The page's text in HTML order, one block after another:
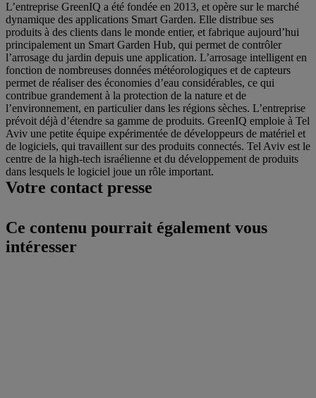
L’entreprise GreenIQ a été fondée en 2013, et opère sur le marché
dynamique des applications Smart Garden. Elle distribue ses
produits à des clients dans le monde entier, et fabrique aujourd’hui
principalement un Smart Garden Hub, qui permet de contrôler
l’arrosage du jardin depuis une application. L’arrosage intelligent en
fonction de nombreuses données météorologiques et de capteurs
permet de réaliser des économies d’eau considérables, ce qui
contribue grandement à la protection de la nature et de
l’environnement, en particulier dans les régions sèches. L’entreprise
prévoit déjà d’étendre sa gamme de produits. GreenIQ emploie à Tel
Aviv une petite équipe expérimentée de développeurs de matériel et
de logiciels, qui travaillent sur des produits connectés. Tel Aviv est le
centre de la high-tech israélienne et du développement de produits
dans lesquels le logiciel joue un rôle important.
Votre contact presse
Ce contenu pourrait également vous
intéresser